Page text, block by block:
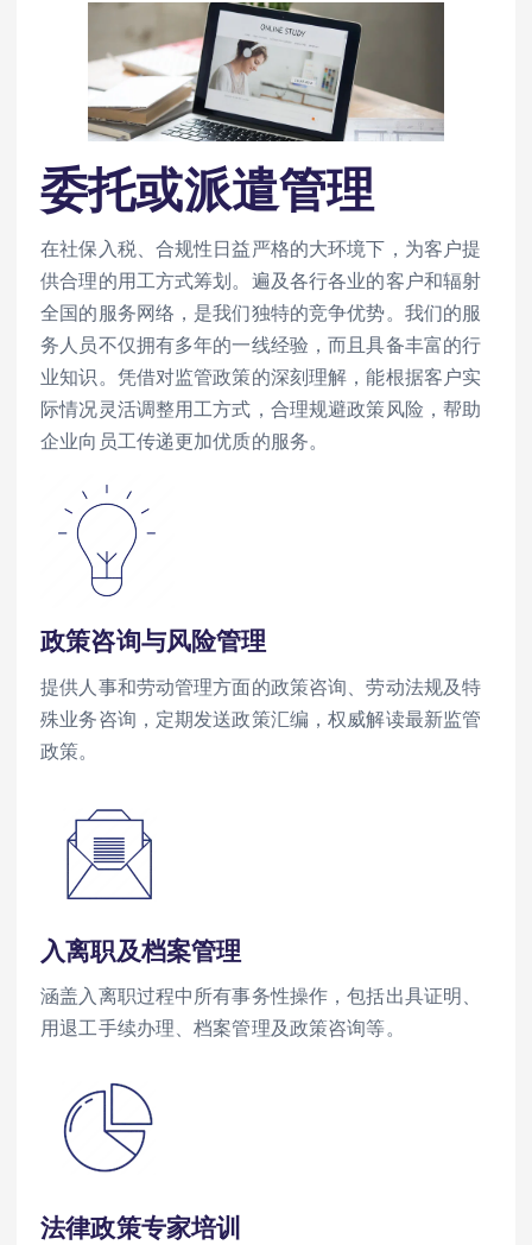
委托或派遣管理
在社保入税、合规性日益严格的大环境下，为客户提
供合理的用工方式筹划。遍及各行各业的客户和辐射
全国的服务网络，是我们独特的竞争优势。我们的服
务人员不仅拥有多年的一线经验，而且具备丰富的行
业知识。凭借对监管政策的深刻理解，能根据客户实
际情况灵活调整用工方式，合理规避政策风险，帮助
企业向员工传递更加优质的服务。
政策咨询与风险管理
提供人事和劳动管理方面的政策咨询、劳动法规及特
殊业务咨询，定期发送政策汇编，权威解读最新监管
政策。
入离职及档案管理
涵盖入离职过程中所有事务性操作，包括出具证明、
用退工手续办理、档案管理及政策咨询等。
法律政策专家培训